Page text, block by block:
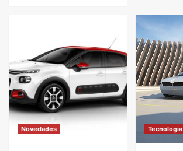
Novedades Tecnologia